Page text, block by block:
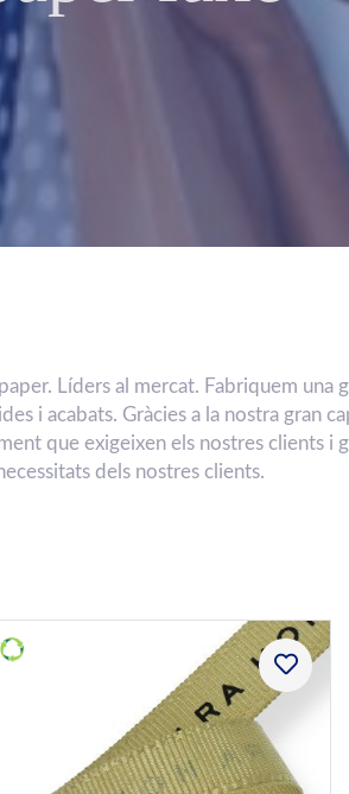
Líders al mercat. Fabriquem una
i acabats. Gràcies a la nostra gran
que exigeixen els nostres clients i
dels nostres clients.